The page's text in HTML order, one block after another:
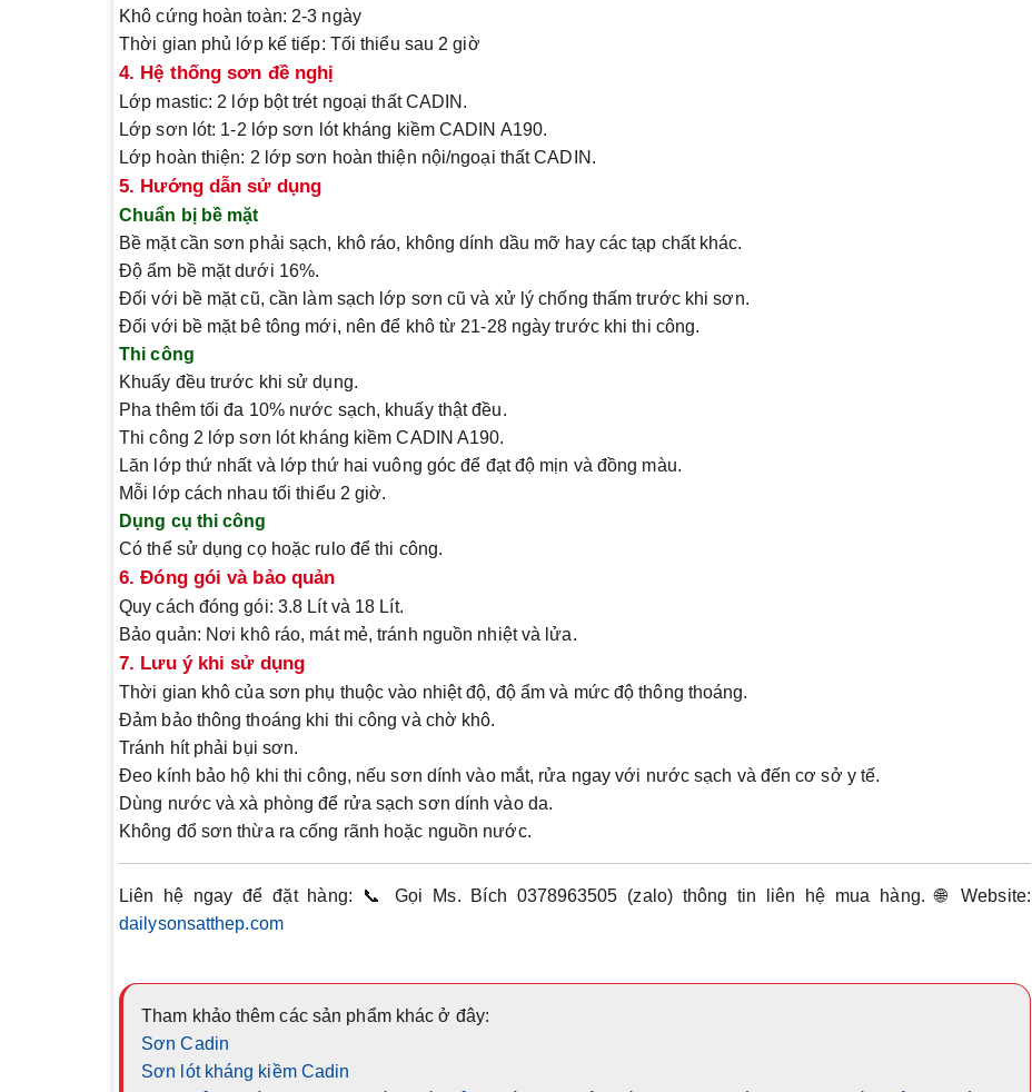
Khô cứng hoàn toàn: 2-3 ngày
Thời gian phủ lớp kế tiếp: Tối thiểu sau 2 giờ
4. Hệ thống sơn đề nghị
Lớp mastic: 2 lớp bột trét ngoại thất CADIN.
Lớp sơn lót: 1-2 lớp sơn lót kháng kiềm CADIN A190.
Lớp hoàn thiện: 2 lớp sơn hoàn thiện nội/ngoại thất CADIN.
5. Hướng dẫn sử dụng
Chuẩn bị bề mặt
Bề mặt cần sơn phải sạch, khô ráo, không dính dầu mỡ hay các tạp chất khác.
Độ ẩm bề mặt dưới 16%.
Đối với bề mặt cũ, cần làm sạch lớp sơn cũ và xử lý chống thấm trước khi sơn.
Đối với bề mặt bê tông mới, nên để khô từ 21-28 ngày trước khi thi công.
Thi công
Khuấy đều trước khi sử dụng.
Pha thêm tối đa 10% nước sạch, khuấy thật đều.
Thi công 2 lớp sơn lót kháng kiềm CADIN A190.
Lăn lớp thứ nhất và lớp thứ hai vuông góc để đạt độ mịn và đồng màu.
Mỗi lớp cách nhau tối thiểu 2 giờ.
Dụng cụ thi công
Có thể sử dụng cọ hoặc rulo để thi công.
6. Đóng gói và bảo quản
Quy cách đóng gói: 3.8 Lít và 18 Lít.
Bảo quản: Nơi khô ráo, mát mẻ, tránh nguồn nhiệt và lửa.
7. Lưu ý khi sử dụng
Thời gian khô của sơn phụ thuộc vào nhiệt độ, độ ẩm và mức độ thông thoáng.
Đảm bảo thông thoáng khi thi công và chờ khô.
Tránh hít phải bụi sơn.
Đeo kính bảo hộ khi thi công, nếu sơn dính vào mắt, rửa ngay với nước sạch và đến cơ sở y tế.
Dùng nước và xà phòng để rửa sạch sơn dính vào da.
Không đổ sơn thừa ra cống rãnh hoặc nguồn nước.
Liên hệ ngay để đặt hàng: 📞Gọi Ms. Bích 0378963505 (zalo) thông tin liên hệ mua hàng. 🌐Website:
dailysonsatthep.com
Tham khảo thêm các sản phẩm khác ở đây:
Sơn Cadin
Sơn lót kháng kiềm Cadin